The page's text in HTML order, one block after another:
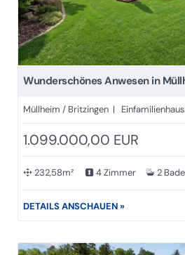
Wunderschönes Anwesen in
Müllheim / Britzingen | Einfamilienhaus
1.099.000,00 EUR
232,58m² 4 Zimmer 2
DETAILS ANSCHAUEN »